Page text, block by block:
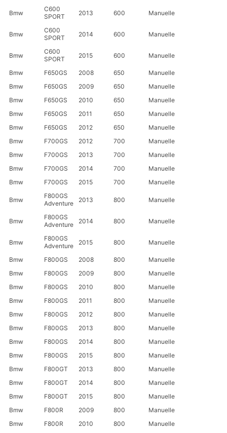
Bmw
C600
SPORT
2013 600 Manuelle
Bmw
C600
SPORT
2014 600 Manuelle
Bmw
C600
SPORT
2015 600 Manuelle
Bmw F650GS 2008 650
Manuelle
Bmw
F650GS 2009 650
Manuelle
Bmw
F650GS 2010 650
Manuelle
Bmw
F650GS 2011 650
Manuelle
Bmw
F650GS 2012 650
Manuelle
Bmw
F700GS 2012 700
Manuelle
Bmw
F700GS 2013 700
Manuelle
Bmw
F700GS 2014 700
Manuelle
Bmw
F700GS 2015 700 Manuelle
Bmw
F800GS
Adventure
2013 800 Manuelle
Bmw
F800GS
Adventure
2014 800 Manuelle
Bmw
F800GS
Adventure
2015 800 Manuelle
Bmw F800GS 2008 800
Manuelle
Bmw
F800GS 2009 800
Manuelle
Bmw
F800GS 2010 800
Manuelle
Bmw
F800GS 2011 800
Manuelle
Bmw
F800GS 2012 800
Manuelle
Bmw
F800GS 2013 800
Manuelle
Bmw
F800GS 2014 800
Manuelle
Bmw
F800GS 2015 800
Manuelle
Bmw
F800GT 2013 800
Manuelle
Bmw
F800GT 2014 800
Manuelle
Bmw
F800GT 2015 800
Manuelle
Bmw
F800R 2009 800
Manuelle
Bmw
F800R 2010 800 Manuelle